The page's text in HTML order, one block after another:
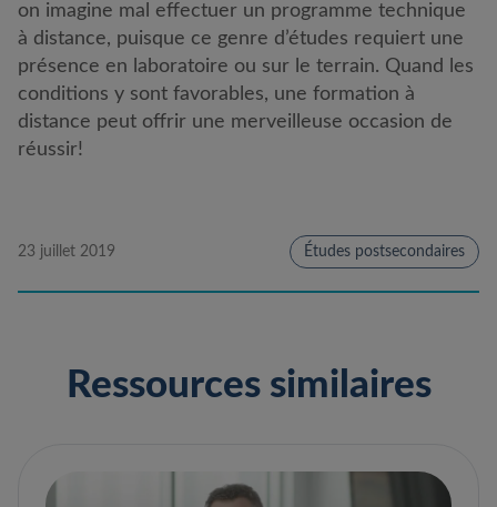
on imagine mal effectuer un programme technique
à distance, puisque ce genre d’études requiert une
présence en laboratoire ou sur le terrain. Quand les
conditions y sont favorables, une formation à
distance peut offrir une merveilleuse occasion de
réussir!
23 juillet 2019 Études postsecondaires
Ressources similaires